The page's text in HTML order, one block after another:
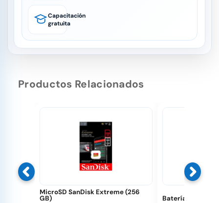
Capacitación
gratuita
Productos Relacionados
MicroSD SanDisk Extreme (256
GB) Batería Avata 2